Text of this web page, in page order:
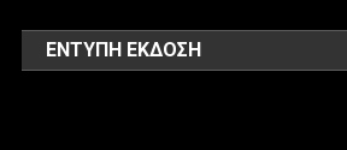
ΕΝΤΥΠΗ ΕΚΔΟΣΗ